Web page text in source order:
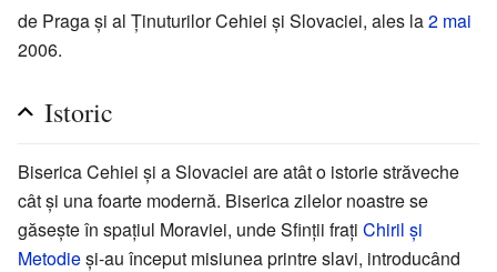
de Praga și al Ținuturilor Cehiei și Slovaciei, ales la2 mai
2006.
Istoric
Biserica Cehiei și a Slovaciei are atât o istorie străveche
cât și una foarte modernă. Biserica zilelor noastre se
găsește în spațiul Moraviei, unde Sfinții frați Chiril și
Metodieși-au început misiunea printre slavi, introducând